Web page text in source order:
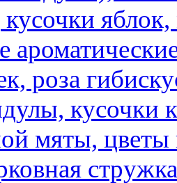
роза
кусочки
мяты,
стружка